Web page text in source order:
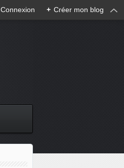
Connexion + Créer mon blog